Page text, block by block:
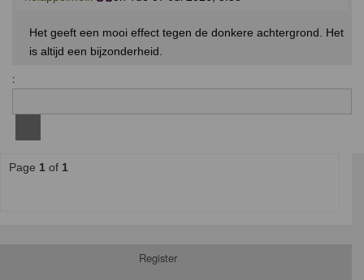
Het geeft een mooi effect tegen de donkere achtergrond. Het
is altijd een bijzonderheid.
:
Page 1 of 1
Register